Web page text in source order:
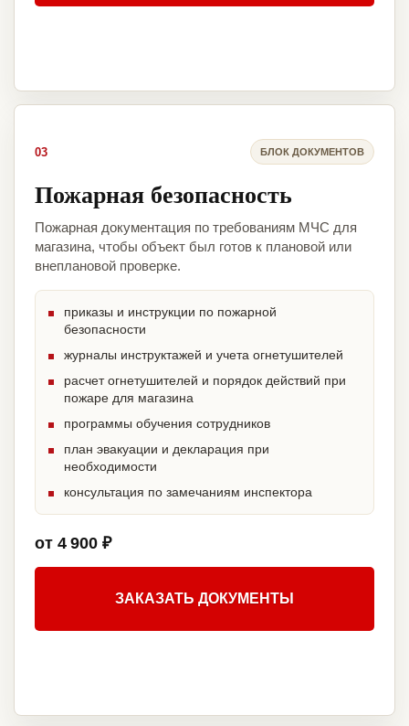
03 БЛОК ДОКУМЕНТОВ
Пожарная безопасность
Пожарная документация по требованиям МЧС для
магазина, чтобы объект был готов к плановой или
внеплановой проверке.
приказы и инструкции по пожарной
безопасности
журналы инструктажей и учета огнетушителей
расчет огнетушителей и порядок действий при
пожаре для магазина
программы обучения сотрудников
план эвакуации и декларация при
необходимости
консультация по замечаниям инспектора
от 4 900 ₽
ЗАКАЗАТЬ ДОКУМЕНТЫ